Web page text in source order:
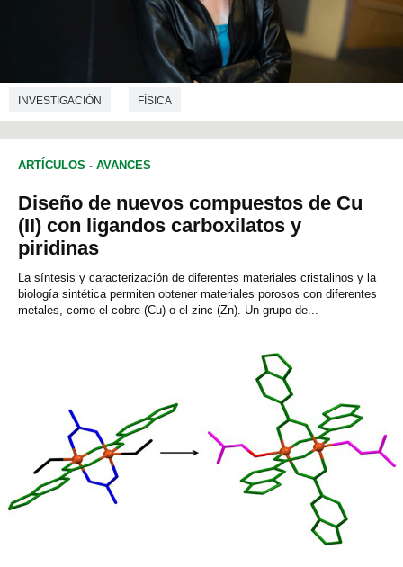
INVESTIGACIÓN FÍSICA
ARTÍCULOS - AVANCES
Diseño de nuevos compuestos de Cu
(II) con ligandos carboxilatos y
piridinas
La síntesis y caracterización de diferentes materiales cristalinos y la
biología sintética permiten obtener materiales porosos con diferentes
metales, como el cobre (Cu) o el zinc (Zn). Un grupo de...